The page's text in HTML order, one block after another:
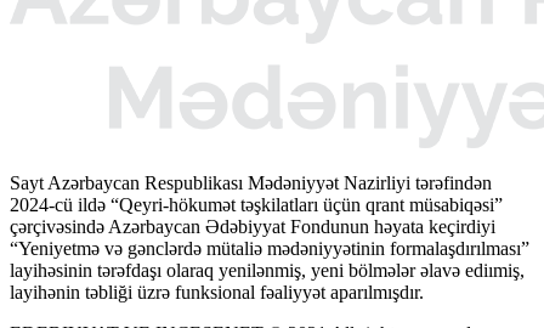
Sayt Azərbaycan Respublikası Mədəniyyət Nazirliyi tərəfindən
2024-cü ildə “Qeyri-hökumət təşkilatları üçün qrant müsabiqəsi”
çərçivəsində Azərbaycan Ədəbiyyat Fondunun həyata keçirdiyi
“Yeniyetmə və gənclərdə mütaliə mədəniyyətinin formalaşdırılması”
layihəsinin tərəfdaşı olaraq yenilənmiş, yeni bölmələr əlavə ediımiş,
layihənin təbliği üzrə funksional fəaliyyət aparılmışdır.